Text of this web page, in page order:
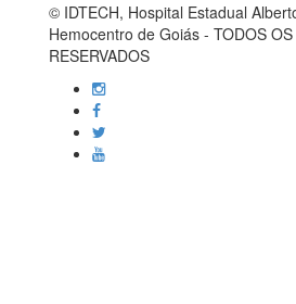
© IDTECH, Hospital Estadual
Hemocentro de Goiás - TODOS
RESERVADOS